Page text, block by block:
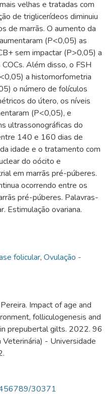
velhas e tratadas com
de triglicerídeos diminuiu
de marrãs. O aumento da
(P<0,05) as
sem impactar (P>0,05) a
Além disso, o FSH
a histomorfometria
o número de folículos
do útero, os níveis
(P<0,05), e
ultrassonográficas do
140 e 160 dias de
idade e o tratamento com
do oócito e
em marrãs pré-púberes.
ocorrendo entre os
pré-púberes. Palavras-
Estimulação ovariana.
folicular, Ovulação -
Impact of age and
folliculogenesis and
prepubertal gilts. 2022. 96
- Universidade
30371